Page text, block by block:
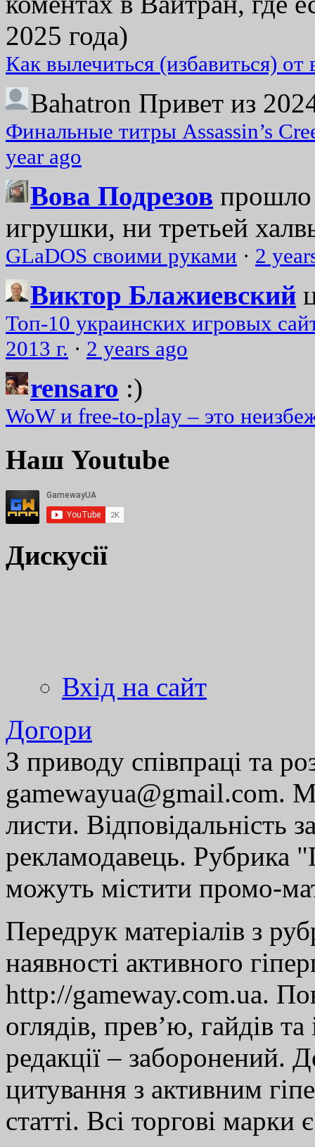
2025 года)
Как вылечиться (избавиться)
Bahatron Привет из
Финальные титры Assassin’s
year ago
Вова Подрезов прошло
игрушки, ни третьей
GLaDOS своими руками · 2
Виктор Блажиевский
Топ-10 украинских игровых
2013 г. · 2 years ago
rensaro :)
WoW и free-to-play – это
Наш Youtube
Дискусії
Вхід на сайт
Догори
З приводу співпраці та
gamewayua@gmail.com.
листи. Відповідальність
рекламодавець. Рубрика
можуть містити промо-
Передрук матеріалів з
наявності активного
http://gameway.com.ua.
оглядів, прев’ю, гайдів
редакції – заборонений.
цитування з активним
статті. Всі торгові марки